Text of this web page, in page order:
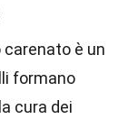
è un
formano
cura dei